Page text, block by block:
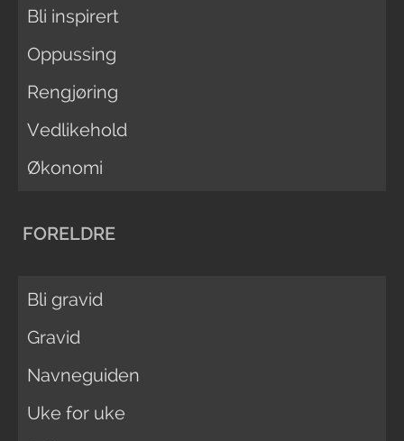
Bli inspirert
Oppussing
Rengjøring
Vedlikehold
Økonomi
FORELDRE
Bli gravid
Gravid
Navneguiden
Uke for uke